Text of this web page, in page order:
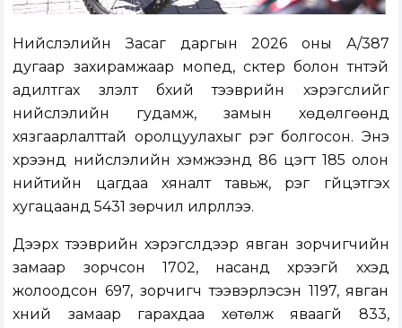
Нийслэлийн Засаг даргын 2026 оны А/387
дугаар захирамжаар мопед, скүүтер болон түүнтэй
адилтгах үзүүлэлт бүхий тээврийн хэрэгслийг
нийслэлийн гудамж, замын хөдөлгөөнд
хязгаарлалттай оролцуулахыг үүрэг болгосон. Энэ
хүрээнд нийслэлийн хэмжээнд 86 цэгт 185 олон
нийтийн цагдаа хяналт тавьж, үүрэг гүйцэтгэх
хугацаанд 5431 зөрчил илрүүллээ.
Дээрх тээврийн хэрэгслүүдээр явган зорчигчийн
замаар зорчсон 1702, насанд хүрээгүй хүүхэд
жолоодсон 697, зорчигч тээвэрлэсэн 1197, явган
хүний замаар гарахдаа хөтөлж яваагүй 833,